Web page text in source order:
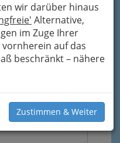
wir darüber hinaus
Alternative,
im Zuge Ihrer
auf das
beschränkt – nähere
Zustimmen & Weiter